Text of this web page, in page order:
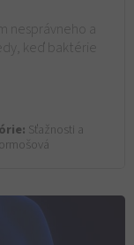
a
keď baktérie
Sťažnosti a